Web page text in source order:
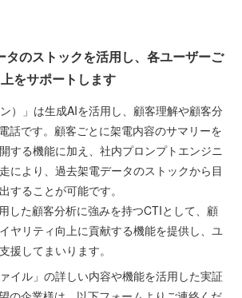
タのストックを活用し、各ユーザーご
をサポートします
）」は生成AIを活用し、顧客理解や顧客分
話です。顧客ごとに架電内容のサマリーを
する機能に加え、社内プロンプトエンジニ
により、過去架電データのストックから目
することが可能です。
した顧客分析に強みを持つCTIとして、顧
ヤリティ向上に貢献する機能を提供し、ユ
援してまいります。
イル」の詳しい内容や機能を活用した実証